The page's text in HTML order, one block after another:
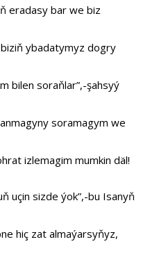
eradasy bar we biz
ybadatymyz dogry
bilen soraňlar”,-şahsyý
soramagym we
izlemagim mumkin däl!
uçin sizde ýok”,-bu Isanyň
hiç zat almaýarsyňyz,